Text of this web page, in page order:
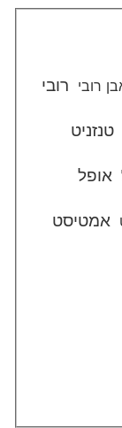
רובי
טנזניט
אופל
אמטיסט